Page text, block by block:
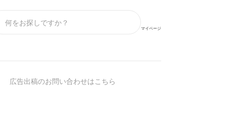
マイページ
広告出稿のお問い合わせはこちら